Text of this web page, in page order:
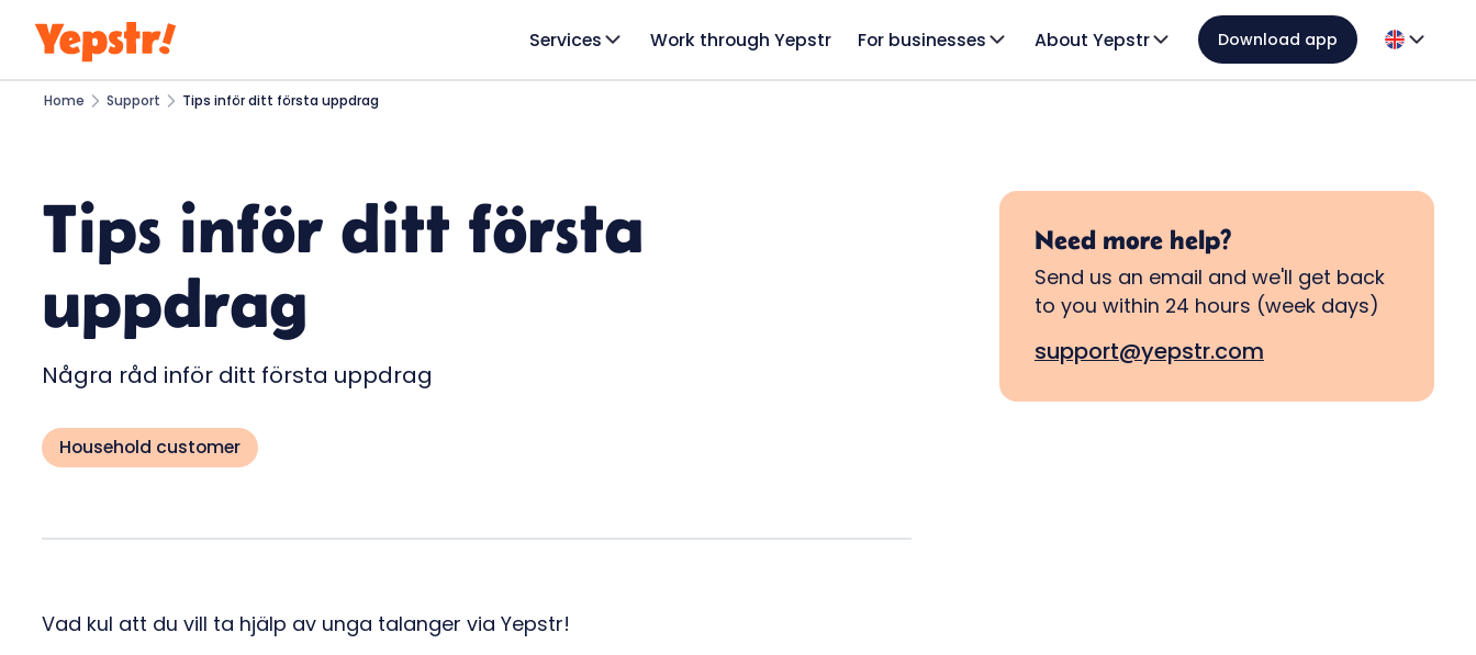
Services Work through Yepstr For businesses About Yepstr Download app
Home Support Tips inför ditt första uppdrag
Tips inför ditt första
uppdrag
Några råd inför ditt första uppdrag
Household customer
Vad kul att du vill ta hjälp av unga talanger via Yepstr!
Need more help?
Send us an email and we'll get back
to you within 24 hours (week days)
support@yepstr.com